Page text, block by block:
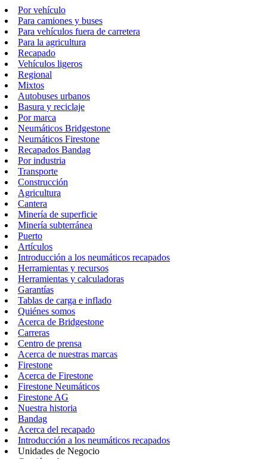
Por vehículo
Para camiones y buses
Para vehículos fuera de carretera
Para la agricultura
Recapado
Vehículos ligeros
Regional
Mixtos
Autobuses urbanos
Basura y reciclaje
Por marca
Neumáticos Bridgestone
Neumáticos Firestone
Recapados Bandag
Por industria
Transporte
Construcción
Agricultura
Cantera
Minería de superficie
Minería subterránea
Puerto
Artículos
Introducción a los neumáticos recapados
Herramientas y recursos
Herramientas y calculadoras
Garantías
Tablas de carga e inflado
Quiénes somos
Acerca de Bridgestone
Carreras
Centro de prensa
Acerca de nuestras marcas
Firestone
Acerca de Firestone
Firestone Neumáticos
Firestone AG
Nuestra historia
Bandag
Acerca del recapado
Introducción a los neumáticos recapados
Unidades de Negocio